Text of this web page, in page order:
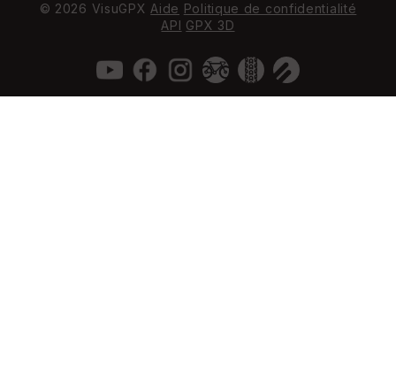
© 2026 VisuGPXAide Politique de confidentialité
API GPX 3D